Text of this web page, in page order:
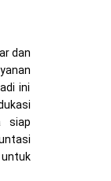
dan
ini
siap